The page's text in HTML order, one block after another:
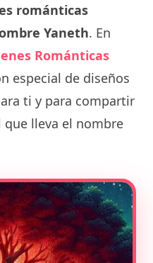
románticas
Yaneth. En
Románticas
especial de diseños
ti y para compartir
que lleva el nombre